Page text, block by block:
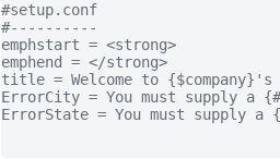
#setup.conf
#----------
emphstart = <strong>
emphend = </strong>
title = Welcome to {$company}'s
ErrorCity = You must supply a
ErrorState = You must supply a